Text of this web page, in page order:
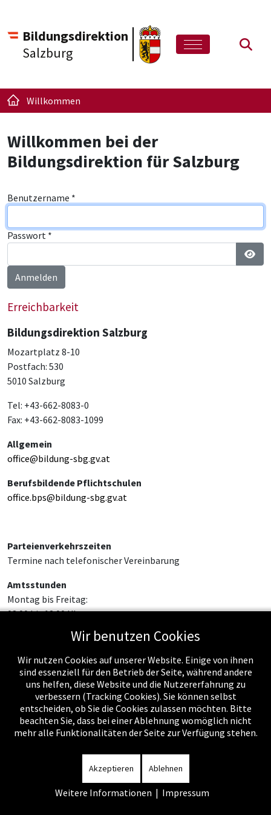
Bildungsdirektion
Salzburg
Willkommen
Willkommen bei der
Bildungsdirektion für Salzburg
Benutzername *
Passwort *
Anmelden
Erreichbarkeit
Bildungsdirektion Salzburg
Mozartplatz 8-10
Postfach: 530
5010 Salzburg
Tel: +43-662-8083-0
Fax: +43-662-8083-1099
Allgemein
office@bildung-sbg.gv.at
Berufsbildende Pflichtschulen
office.bps@bildung-sbg.gv.at
Parteienverkehrszeiten
Termine nach telefonischer Vereinbarung
Amtsstunden
Montag bis Freitag:
08:00 bis 12:00 Uhr
Wir benutzen Cookies
Wir nutzen Cookies auf unserer Website. Einige von ihnen
sind essenziell für den Betrieb der Seite, während andere
uns helfen, diese Website und die Nutzererfahrung zu
verbessern (Tracking Cookies). Sie können selbst
entscheiden, ob Sie die Cookies zulassen möchten. Bitte
beachten Sie, dass bei einer Ablehnung womöglich nicht
mehr alle Funktionalitäten der Seite zur Verfügung stehen.
Akzeptieren Ablehnen
Weitere Informationen | Impressum